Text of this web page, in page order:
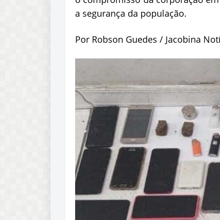
a segurança da população.
Por Robson Guedes / Jacobina